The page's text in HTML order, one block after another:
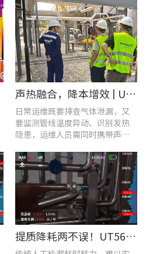
声热融合，降本增效 | UT568F红外声成像仪，以智能巡检筑牢气体厂区安全屏障
日常运维既要排查气体泄漏，又
要监测管线温度异动、识别发热
隐患，运维人员需同时携带声学
负重高、频繁切换工具，整体巡
检效率低下。
提质降耗两不误！UT568F红外声成像仪破解酿酒车间检漏难题